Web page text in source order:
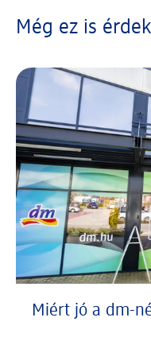
Még ez is
Miért jó a dm-